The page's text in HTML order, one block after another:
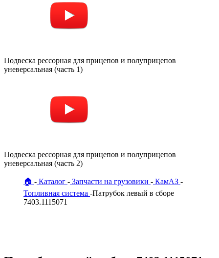
Подвеска рессорная для прицепов и полуприцепов
уневерсальная (часть 2)
Каталог Запчасти на грузовики
Патрубок левый в сборе 7403.1115071